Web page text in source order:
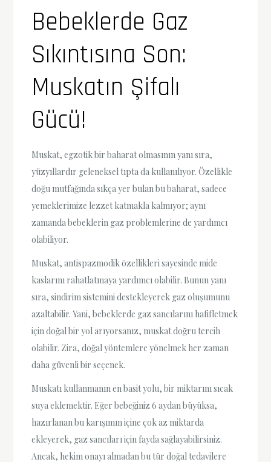
Bebeklerde Gaz
Sıkıntısına Son:
Muskatın Şifalı
Gücü!
Muskat, egzotik bir baharat olmasının yanı sıra,
yüzyıllardır geleneksel tıpta da kullanılıyor. Özellikle
doğu mutfağında sıkça yer bulan bu baharat, sadece
yemeklerimize lezzet katmakla kalmıyor; aynı
zamanda bebeklerin gaz problemlerine de yardımcı
olabiliyor.
Muskat, antispazmodik özellikleri sayesinde mide
kaslarını rahatlatmaya yardımcı olabilir. Bunun yanı
sıra, sindirim sistemini destekleyerek gaz oluşumunu
azaltabilir. Yani, bebeklerde gaz sancılarını hafifletmek
için doğal bir yol arıyorsanız, muskat doğru tercih
olabilir. Zira, doğal yöntemlere yönelmek her zaman
daha güvenli bir seçenek.
Muskatı kullanmanın en basit yolu, bir miktarını sıcak
suya eklemektir. Eğer bebeğiniz 6 aydan büyüksa,
hazırlanan bu karışımın içine çok az miktarda
ekleyerek, gaz sancıları için fayda sağlayabilirsiniz.
Ancak, hekim onayı almadan bu tür doğal tedavilere